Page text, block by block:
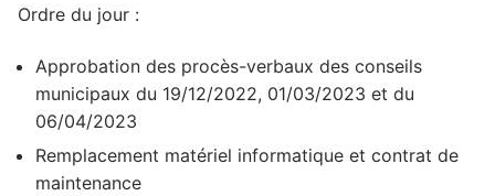
Ordre du jour :
Approbation des procès-verbaux des conseils
municipaux du 19/12/2022, 01/03/2023 et du
06/04/2023
Remplacement matériel informatique et contrat de
maintenance